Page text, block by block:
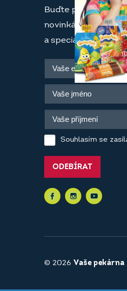
Buďte první, kdo se
novinkách
a speciálních akcích.
Souhlasím se
ODEBÍRAT
© 2026 Vaše pekárna